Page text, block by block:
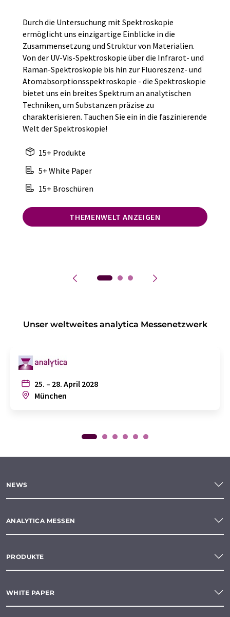
Durch die Untersuchung mit Spektroskopie
ermöglicht uns einzigartige Einblicke in die
Zusammensetzung und Struktur von Materialien.
Von der UV-Vis-Spektroskopie über die Infrarot- und
Raman-Spektroskopie bis hin zur Fluoreszenz- und
Atomabsorptionsspektroskopie - die Spektroskopie
bietet uns ein breites Spektrum an analytischen
Techniken, um Substanzen präzise zu
charakterisieren. Tauchen Sie ein in die faszinierende
Welt der Spektroskopie!
15+ Produkte
5+ White Paper
15+ Broschüren
THEMENWELT ANZEIGEN
Unser weltweites analytica Messenetzwerk
25. – 28. April 2028
München
NEWS
ANALYTICA MESSEN
PRODUKTE
WHITE PAPER